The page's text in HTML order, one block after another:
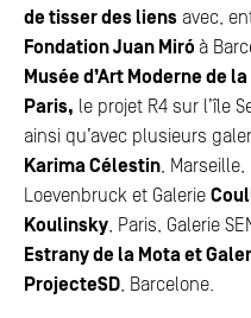
de tisser des liens avec,
Fondation Juan Miró à
Musée d’Art Moderne de
Paris, le projet R4 sur l’île
ainsi qu’avec plusieurs
Karima Célestin, Marseille,
Loevenbruck et Galerie
Koulinsky, Paris, Galerie
Estrany de la Mota et
ProjecteSD, Barcelone.